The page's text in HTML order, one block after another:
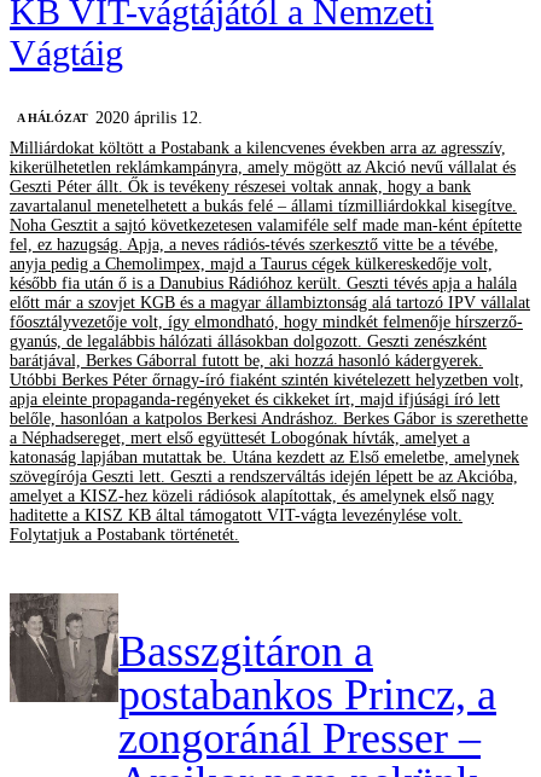
KB VIT-vágtájától a Nemzeti
Vágtáig
A HÁLÓZAT
2020 április 12.
Milliárdokat költött a Postabank a kilencvenes években arra az agresszív,
kikerülhetetlen reklámkampányra, amely mögött az Akció nevű vállalat és
Geszti Péter állt. Ők is tevékeny részesei voltak annak, hogy a bank
zavartalanul menetelhetett a bukás felé – állami tízmilliárdokkal kisegítve.
Noha Gesztit a sajtó következetesen valamiféle self made man-ként építette
fel, ez hazugság. Apja, a neves rádiós-tévés szerkesztő vitte be a tévébe,
anyja pedig a Chemolimpex, majd a Taurus cégek külkereskedője volt,
később fia után ő is a Danubius Rádióhoz került. Geszti tévés apja a halála
előtt már a szovjet KGB és a magyar állambiztonság alá tartozó IPV vállalat
főosztályvezetője volt, így elmondható, hogy mindkét felmenője hírszerző-
gyanús, de legalábbis hálózati állásokban dolgozott. Geszti zenészként
barátjával, Berkes Gáborral futott be, aki hozzá hasonló kádergyerek.
Utóbbi Berkes Péter őrnagy-író fiaként szintén kivételezett helyzetben volt,
apja eleinte propaganda-regényeket és cikkeket írt, majd ifjúsági író lett
belőle, hasonlóan a katpolos Berkesi Andráshoz. Berkes Gábor is szerethette
a Néphadsereget, mert első együttesét Lobogónak hívták, amelyet a
katonaság lapjában mutattak be. Utána kezdett az Első emeletbe, amelynek
szövegírója Geszti lett. Geszti a rendszerváltás idején lépett be az Akcióba,
amelyet a KISZ-hez közeli rádiósok alapítottak, és amelynek első nagy
haditette a KISZ KB által támogatott VIT-vágta levezénylése volt.
Folytatjuk a Postabank történetét.
Basszgitáron a
postabankos Princz, a
zongoránál Presser –